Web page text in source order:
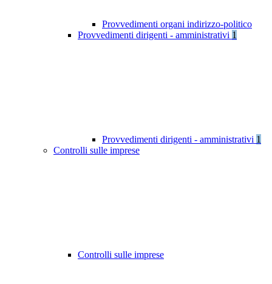
Provvedimenti organi indirizzo-politico
Provvedimenti dirigenti - amministrativi 1
Provvedimenti dirigenti - amministrativi 1
Controlli sulle imprese
Controlli sulle imprese